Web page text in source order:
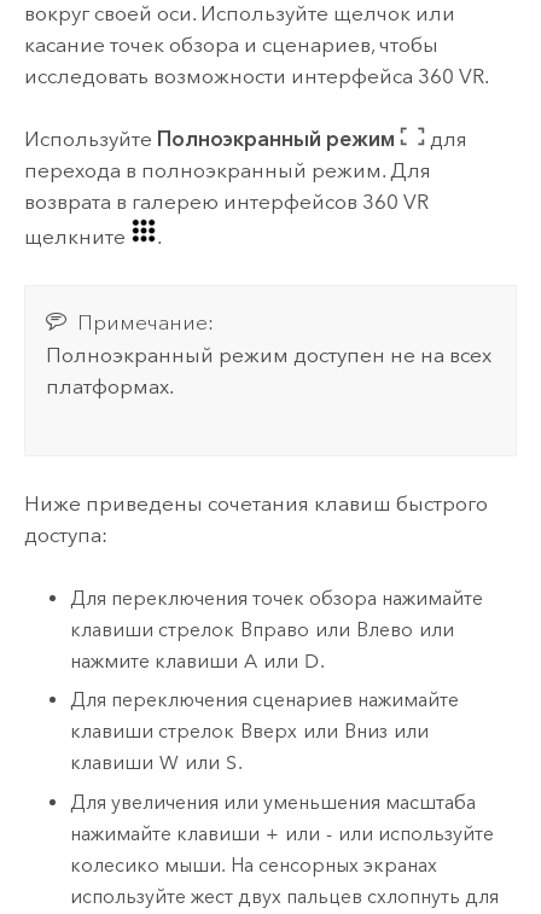
вокруг своей оси. Используйте щелчок или
касание точек обзора и сценариев, чтобы
исследовать возможности интерфейса 360 VR.
Используйте Полноэкранный режим
для
перехода в полноэкранный режим. Для
возврата в галерею интерфейсов 360 VR
щелкните
.
Примечание:
Полноэкранный режим доступен не на всех
платформах.
Ниже приведены сочетания клавиш быстрого
доступа:
Для переключения точек обзора нажимайте
клавиши стрелок Вправо или Влево или
нажмите клавиши A или D.
Для переключения сценариев нажимайте
клавиши стрелок Вверх или Вниз или
клавиши W или S.
Для увеличения или уменьшения масштаба
нажимайте клавиши + или - или используйте
колесико мыши. На сенсорных экранах
используйте жест двух пальцев схлопнуть для